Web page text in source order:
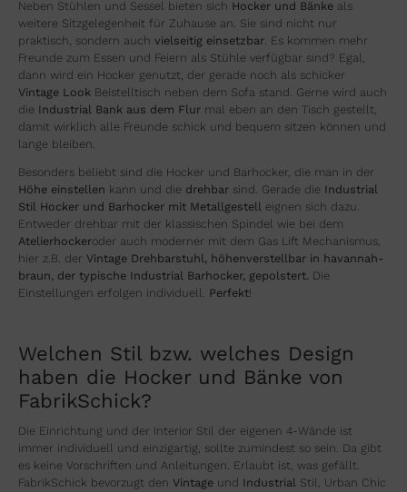
Neben Stühlen und Sessel bieten sich Hocker und Bänke als
weitere Sitzgelegenheit für Zuhause an. Sie sind nicht nur
praktisch, sondern auch vielseitig einsetzbar . Es kommen mehr
Freunde zum Essen und Feiern als Stühle verfügbar sind? Egal,
dann wird ein Hocker genutzt, der gerade noch als schicker
Vintage Look Beistelltisch neben dem Sofa stand. Gerne wird auch
die Industrial Bank aus dem Flur mal eben an den Tisch gestellt,
damit wirklich alle Freunde schick und bequem sitzen können und
lange bleiben.
Besonders beliebt sind die Hocker und Barhocker, die man in der
Höhe einstellen kann und die drehbar sind. Gerade die Industrial
Stil Hocker und Barhocker mit Metallgestell eignen sich dazu.
Entweder drehbar mit der klassischen Spindel wie bei dem
Atelierhockeroder auch moderner mit dem Gas Lift Mechanismus,
hier z.B. der Vintage Drehbarstuhl, höhenverstellbar in havannah-
braun, der typische Industrial Barhocker, gepolstert. Die
Einstellungen erfolgen individuell. Perfekt!
Welchen Stil bzw. welches Design
haben die Hocker und Bänke von
FabrikSchick?
Die Einrichtung und der Interior Stil der eigenen 4-Wände ist
immer individuell und einzigartig, sollte zumindest so sein. Da gibt
es keine Vorschriften und Anleitungen. Erlaubt ist, was gefällt.
FabrikSchick bevorzugt den Vintage und Industrial Stil, Urban Chic